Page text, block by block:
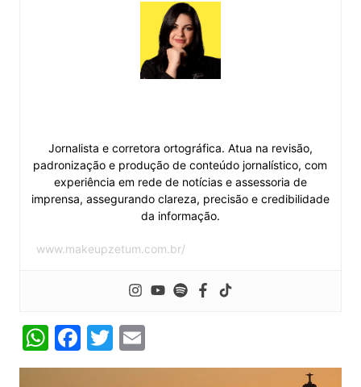
Jornalista e corretora ortográfica. Atua na revisão,
padronização e produção de conteúdo jornalístico, com
experiência em rede de notícias e assessoria de
imprensa, assegurando clareza, precisão e credibilidade
da informação.
www.makeupzetum.com.br/
W
h
F
a
T
w
E
m